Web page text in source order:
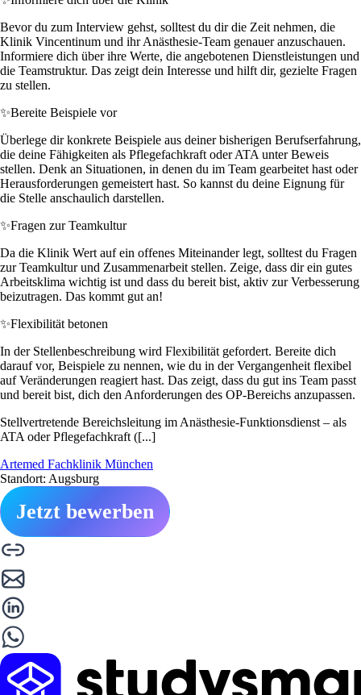
Bevor du zum Interview gehst, solltest du dir die Zeit nehmen, die
Klinik Vincentinum und ihr Anästhesie-Team genauer anzuschauen.
Informiere dich über ihre Werte, die angebotenen Dienstleistungen und
die Teamstruktur. Das zeigt dein Interesse und hilft dir, gezielte Fragen
zu stellen.
✨Bereite Beispiele vor
Überlege dir konkrete Beispiele aus deiner bisherigen Berufserfahrung,
die deine Fähigkeiten als Pflegefachkraft oder ATA unter Beweis
stellen. Denk an Situationen, in denen du im Team gearbeitet hast oder
Herausforderungen gemeistert hast. So kannst du deine Eignung für
die Stelle anschaulich darstellen.
✨Fragen zur Teamkultur
Da die Klinik Wert auf ein offenes Miteinander legt, solltest du Fragen
zur Teamkultur und Zusammenarbeit stellen. Zeige, dass dir ein gutes
Arbeitsklima wichtig ist und dass du bereit bist, aktiv zur Verbesserung
beizutragen. Das kommt gut an!
✨Flexibilität betonen
In der Stellenbeschreibung wird Flexibilität gefordert. Bereite dich
darauf vor, Beispiele zu nennen, wie du in der Vergangenheit flexibel
auf Veränderungen reagiert hast. Das zeigt, dass du gut ins Team passt
und bereit bist, dich den Anforderungen des OP-Bereichs anzupassen.
Stellvertretende Bereichsleitung im Anästhesie-Funktionsdienst – als
ATA oder Pflegefachkraft ([...]
Artemed Fachklinik München
Standort: Augsburg
Jetzt bewerben